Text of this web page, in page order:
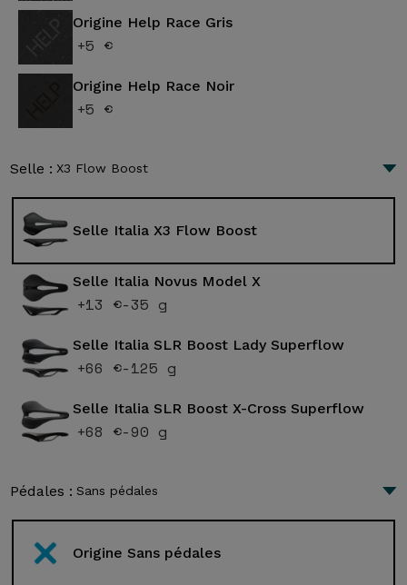
Origine Help Race Gris
+5 €
Origine Help Race Noir
+5 €
Selle : X3 Flow Boost
Selle Italia X3 Flow Boost
Selle Italia Novus Model X
+13 €-35 g
Selle Italia SLR Boost Lady Superflow
+66 €-125 g
Selle Italia SLR Boost X-Cross Superflow
+68 €-90 g
Pédales : Sans pédales
Origine Sans pédales